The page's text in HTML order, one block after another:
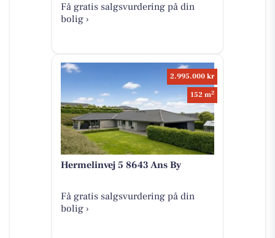
Få gratis salgsvurdering på din
bolig ›
2.995.000 kr
152 m2
Hermelinvej 5 8643 Ans By
Få gratis salgsvurdering på din
bolig ›